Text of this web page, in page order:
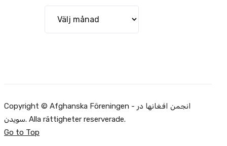
Copyright © Afghanska Föreningen - انجمن افغانها در
سویدن. Alla rättigheter reserverade.
Go to Top